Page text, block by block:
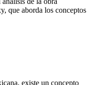
que aborda los conceptos
existe un concepto